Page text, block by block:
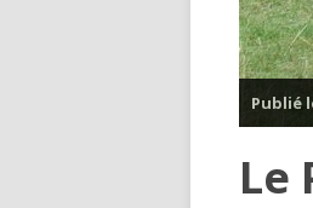
Publié
Le